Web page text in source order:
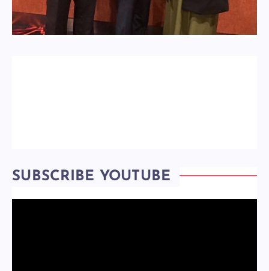
SUBSCRIBE YOUTUBE